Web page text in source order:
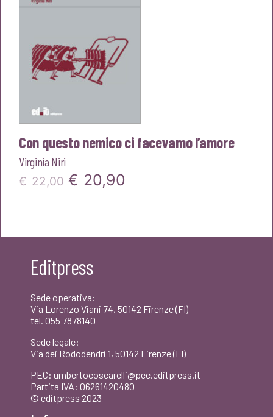
Con questo nemico ci facevamo l’amore
Virginia Niri
€ 22,00 Il
€22,00.
€ 20,90
Editpress
Sede operativa:
Via Lorenzo Viani 74, 50142 Firenze (FI)
tel. 055 7878140
Sede legale:
Via dei Rododendri 1, 50142 Firenze (FI)
PEC: umbertocoscarelli@pec.editpress.it
Partita IVA: 06261420480
© editpress 2023